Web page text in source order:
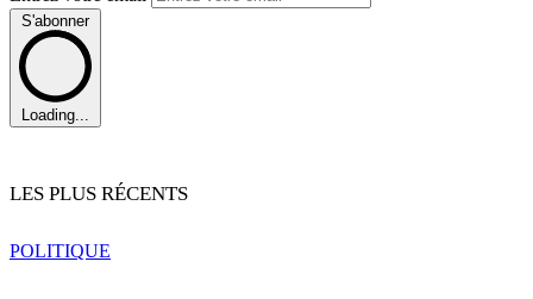
S'abonner
Loading...
LES PLUS RÉCENTS
POLITIQUE